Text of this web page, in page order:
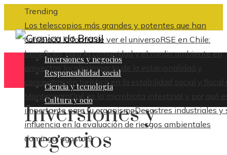
Trending
Los telescopios más grandes y potentes que han
cambiado la forma de ver el universoRSE en Chile:
beneficios para la comunidad y el medio ambiente en
proyectos locales Impacto de la estacionalidad y
concentración turística en la estabilidad social y fiscal
Montenegro
Qué es la microbiota intestinal y por qué
importante para tu organismoDesastres industriales y
influencia en la evaluación de riesgos ambientales
domingo, agosto 9
Inversiones y negocios
Responsabilidad social
Ciencia y tecnología
Cultura y ocio
Inversiones y
negocios